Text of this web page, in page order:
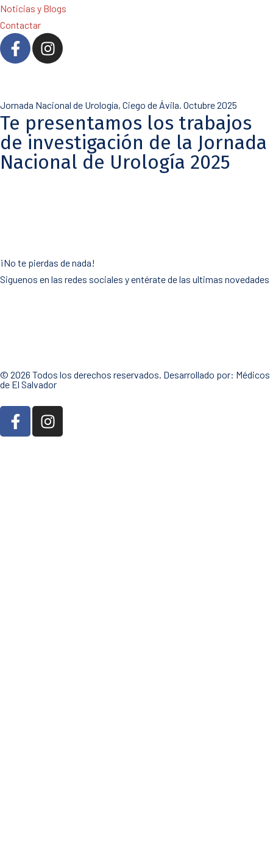
Noticias y Blogs
Contactar
Jornada Nacional de Urología, Ciego de Ávila. Octubre 2025
Te presentamos los trabajos
de investigación de la Jornada
Nacional de Urología 2025
¡No te pierdas de nada!
Siguenos en las redes sociales y entérate de las ultimas novedades
© 2026 Todos los derechos reservados. Desarrollado por: Médicos
de El Salvador